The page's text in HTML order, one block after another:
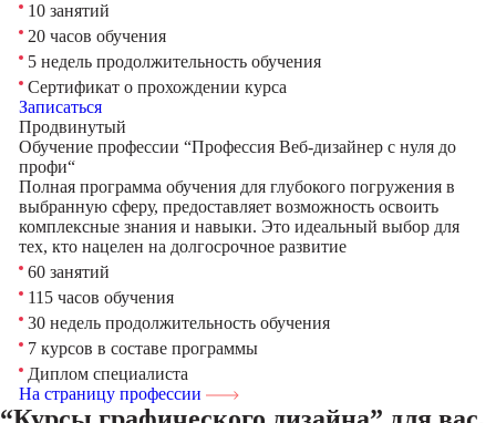
10 занятий
20 часов обучения
5 недель продолжительность обучения
Сертификат о прохождении курса
Записаться
Продвинутый
Обучение профессии “Профессия Веб-дизайнер с нуля до
профи“
Полная программа обучения для глубокого погружения в
выбранную сферу, предоставляет возможность освоить
комплексные знания и навыки. Это идеальный выбор для
тех, кто нацелен на долгосрочное развитие
60 занятий
115 часов обучения
30 недель продолжительность обучения
7 курсов в составе программы
Диплом специалиста
На страницу профессии